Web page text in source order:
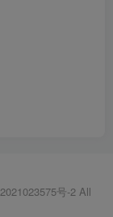
号-2All